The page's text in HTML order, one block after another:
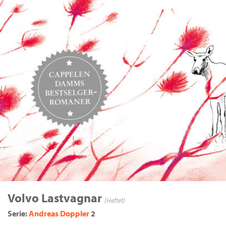
Volvo Lastvagnar (Heftet)
Serie:Andreas Doppler2